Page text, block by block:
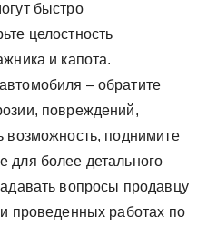
быстро
целостность
и капота.
– обратите
повреждений,
возможность, поднимите
для более детального
вопросы продавцу
проведенных работах по